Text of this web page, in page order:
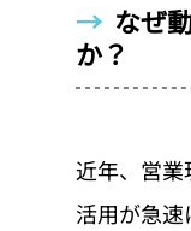
→ なぜ
か？
近年、営
活用が急速